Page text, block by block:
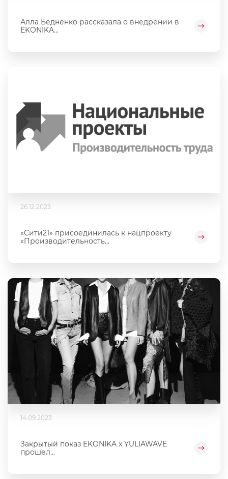
Алла Бедненко рассказала о внедрении в
EKONIKA...
26.12.2023
«Сити21» присоединилась к нацпроекту
«Производительность...
14.09.2023
Закрытый показ EKONIKA x YULIAWAVE
прошел...